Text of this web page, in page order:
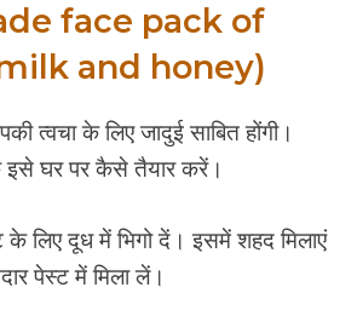
face pack of
and honey)
त्वचा के लिए जादुई साबित होंगी।
घर पर कैसे तैयार करें।
के लिए दूध में भिगो दें। इसमें शहद मिलाएं
पेस्ट में मिला लें।